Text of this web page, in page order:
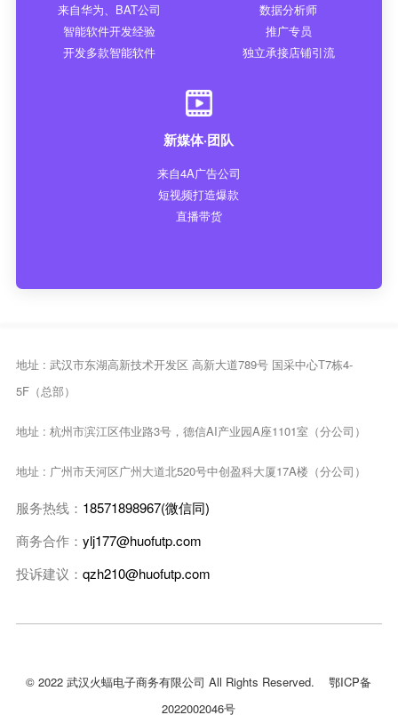
来自华为、BAT公司
智能软件开发经验
开发多款智能软件
数据分析师
推广专员
独立承接店铺引流
新媒体·团队
来自4A广告公司
短视频打造爆款
直播带货
地址 : 武汉市东湖高新技术开发区 高新大道789号 国采中心T7栋4-
5F（总部）
地址 : 杭州市滨江区伟业路3号，德信AI产业园A座1101室（分公司）
地址 : 广州市天河区广州大道北520号中创盈科大厦17A楼（分公司）
服务热线： 18571898967(微信同)
商务合作： ylj177@huofutp.com
投诉建议： qzh210@huofutp.com
© 2022 武汉火蝠电子商务有限公司 All Rights Reserved.鄂ICP备
2022002046号